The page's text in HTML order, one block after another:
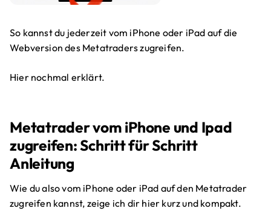
So kannst du jederzeit vom iPhone oder iPad auf die
Webversion des Metatraders zugreifen.
Hier nochmal erklärt.
Metatrader vom iPhone und Ipad
zugreifen: Schritt für Schritt
Anleitung
Wie du also vom iPhone oder iPad auf den Metatrader
zugreifen kannst, zeige ich dir hier kurz und kompakt.